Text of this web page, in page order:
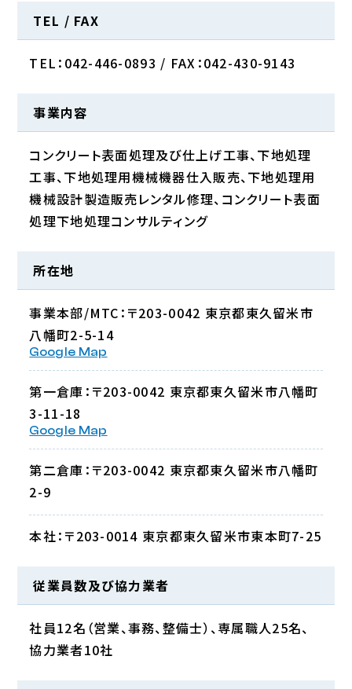
TEL / FAX
TEL：042-446-0893 / FAX：042-430-9143
事業内容
コンクリート表面処理及び仕上げ工事、下地処理
工事、下地処理用機械機器仕入販売、下地処理用
機械設計製造販売レンタル修理、コンクリート表面
処理下地処理コンサルティング
所在地
事業本部/MTC：〒203-0042 東京都東久留米市
八幡町2-5-14
Google Map
第一倉庫：〒203-0042 東京都東久留米市八幡町
3-11-18
Google Map
第二倉庫：〒203-0042 東京都東久留米市八幡町
2-9
本社：〒203-0014 東京都東久留米市東本町7-25
従業員数及び協力業者
社員12名（営業、事務、整備士）、専属職人25名、
協力業者10社